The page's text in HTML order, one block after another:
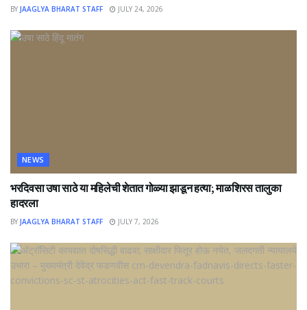
BY JAAGLYA BHARAT STAFF JULY 24, 2026
NEWS
भरदिवसा उषा साठे या महिलेची शेतात गोळ्या झाडून हत्या; माळशिरस तालुका
हादरला
BY JAAGLYA BHARAT STAFF JULY 7, 2026